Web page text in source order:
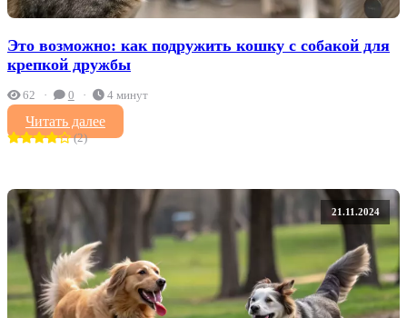
Это возможно: как подружить кошку с собакой для
крепкой дружбы
62 0 4 минут
Читать далее
(2)
21.11.2024